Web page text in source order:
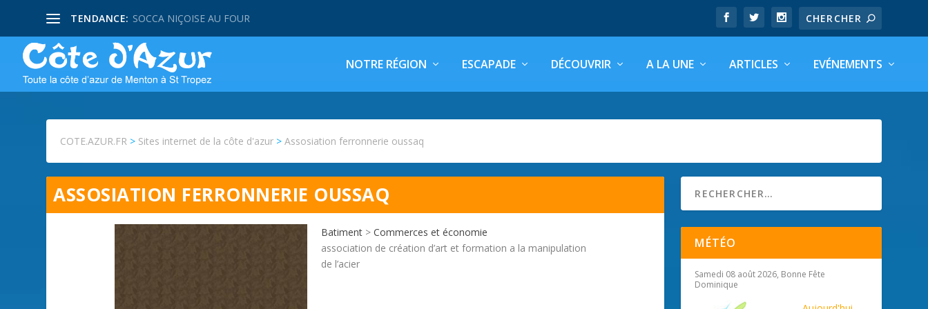
TENDANCE: SOCCA NIÇOISE AU FOUR
NOTRE RÉGION ESCAPADE DÉCOUVRIR A LA UNE ARTICLES EVÉNEMENTS
COTE.AZUR.FR > Sites internet de la côte d'azur >Assosiation ferronnerie oussaq
ASSOSIATION FERRONNERIE OUSSAQ
Batiment >Commerces et économie
association de création d’art et formation a la manipulation
de l’acier
MÉTÉO
Samedi 08 août 2026, Bonne Fête
Dominique